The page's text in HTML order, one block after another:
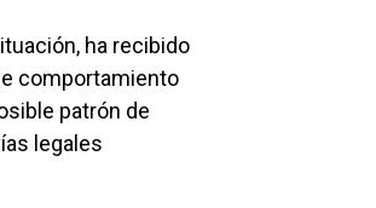
ha recibido
comportamiento
patrón de
legales